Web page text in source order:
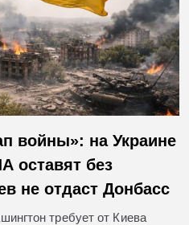
войны»: на Украине
оставят без
не отдаст Донбасс
требует от Киева